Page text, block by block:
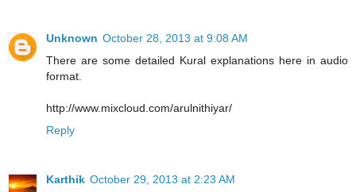
Unknown October 28, 2013 at 9:08 AM
There are some detailed Kural explanations here in audio
format.
http://www.mixcloud.com/arulnithiyar/
Reply
Karthik October 29, 2013 at 2:23 AM